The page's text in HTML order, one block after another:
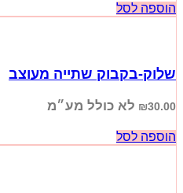
הוספה לסל
שלוק-בקבוק שתייה מעוצב
₪30.00 לא כולל מע״מ
הוספה לסל